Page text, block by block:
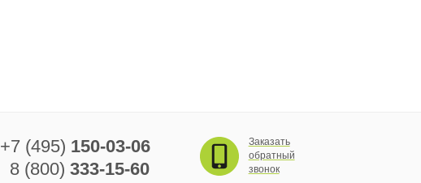
+7 (495) 150-03-06
8 (800) 333-15-60
Заказать
обратный
звонок